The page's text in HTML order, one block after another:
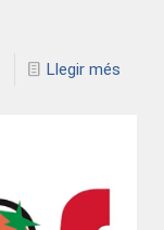
Llegir més